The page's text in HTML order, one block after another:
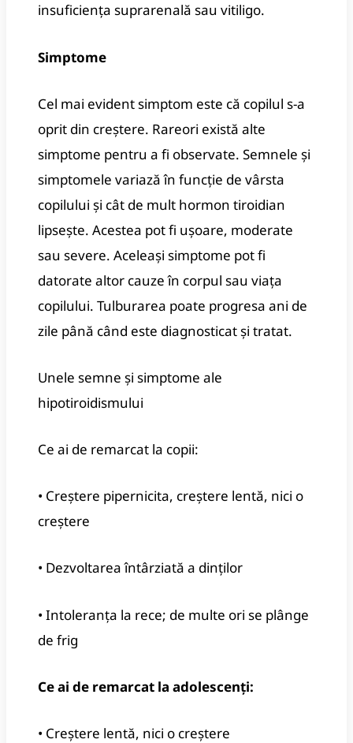
insuficiența suprarenală sau vitiligo.
Simptome
Cel mai evident simptom este că copilul s-a
oprit din creștere. Rareori există alte
simptome pentru a fi observate. Semnele și
simptomele variază în funcție de vârsta
copilului și cât de mult hormon tiroidian
lipsește. Acestea pot fi ușoare, moderate
sau severe. Aceleași simptome pot fi
datorate altor cauze în corpul sau viața
copilului. Tulburarea poate progresa ani de
zile până când este diagnosticat și tratat.
Unele semne și simptome ale
hipotiroidismului
Ce ai de remarcat la copii:
• Creștere pipernicita, creștere lentă, nici o
creștere
• Dezvoltarea întârziată a dinților
• Intoleranța la rece; de multe ori se plânge
de frig
Ce ai de remarcat la adolescenți:
• Creștere lentă, nici o creștere